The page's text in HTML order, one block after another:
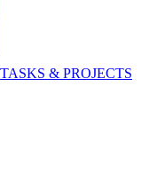
TASKS & PROJECTS